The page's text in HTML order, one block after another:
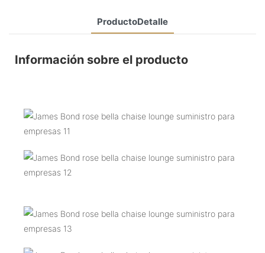
ProductoDetalle
Información sobre el producto